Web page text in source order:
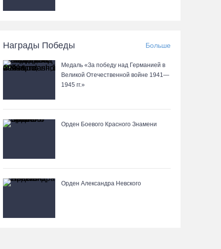
доставили в Вытегорскую ЦРБ
05.08.26 / 15:25
превратили в космическую галерею
05.08.26 / 14:54
Награды Победы Больше
Медаль «За победу над Германией в
Великой Отечественной войне 1941—
1945 гг.»
Орден Боевого Красного Знамени
Орден Александра Невского